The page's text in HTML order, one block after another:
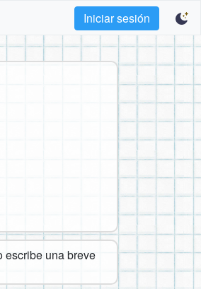
Iniciar sesión
escribe una breve